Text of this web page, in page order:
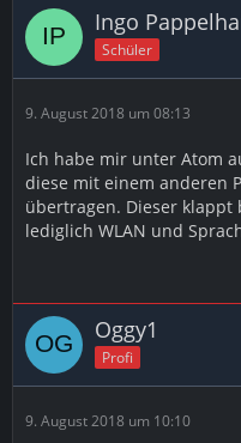
Ingo
Schüler
9. August 2018 um 08:13
Ich habe mir unter Atom
diese mit einem anderen
übertragen. Dieser
lediglich WLAN und
Oggy1
Profi
9. August 2018 um 10:10